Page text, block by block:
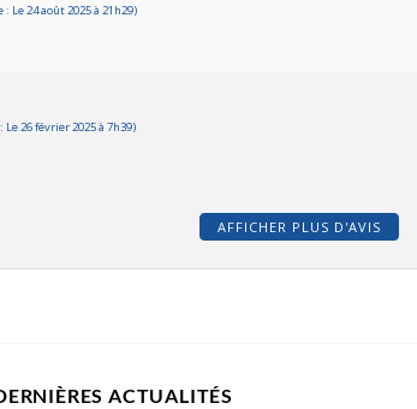
Le 24 août 2025 à 21h29)
26 février 2025 à 7h39)
AFFICHER PLUS D'AVIS
ACTUALITÉS